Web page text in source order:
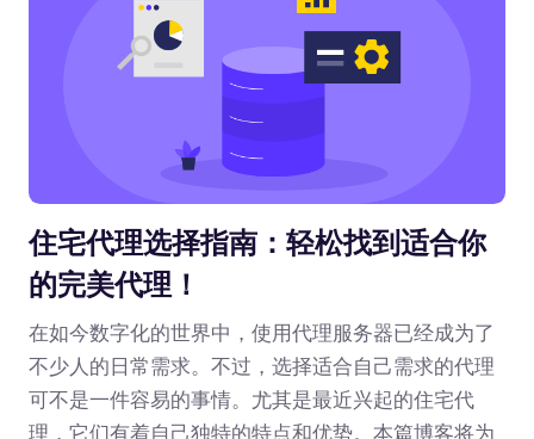
住宅代理选择指南：轻松找到适合你
的完美代理！
在如今数字化的世界中，使用代理服务器已经成为了
不少人的日常需求。不过，选择适合自己需求的代理
可不是一件容易的事情。尤其是最近兴起的住宅代
理，它们有着自己独特的特点和优势。本篇博客将为